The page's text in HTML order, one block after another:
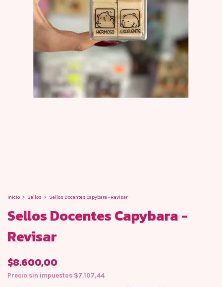
Inicio > Sellos > Sellos Docentes Capybara - Revisar
Sellos Docentes Capybara -
Revisar
$8.600,00
Precio sin impuestos $7.107,44